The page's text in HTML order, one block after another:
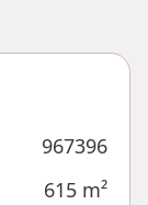
967396
615 m²